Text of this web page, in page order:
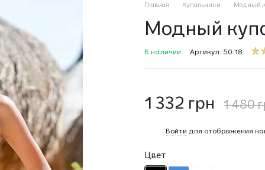
Главная Купальники Модный
Модный
В наличии Артикул: 50/18
1 332 грн 1 480
Войти для отображения
Цвет